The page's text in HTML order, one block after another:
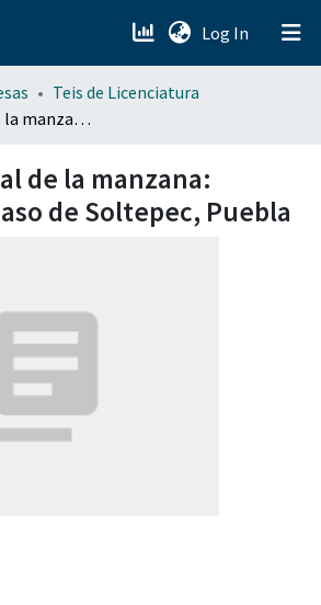
Log In (current)
Teis de Licenciatura
Agroindustrial de la manzana: estudio del caso de Soltepec, Puebla
de la manzana:
de Soltepec, Puebla